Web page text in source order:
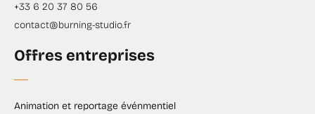
+33 6 20 37 80 56
contact@burning-studio.fr
Offres entreprises
Animation et reportage événmentiel